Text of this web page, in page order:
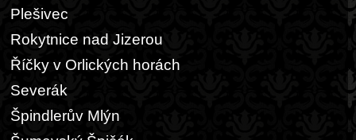
Plešivec
Rokytnice nad Jizerou
Říčky v Orlických horách
Severák
Špindlerův Mlýn